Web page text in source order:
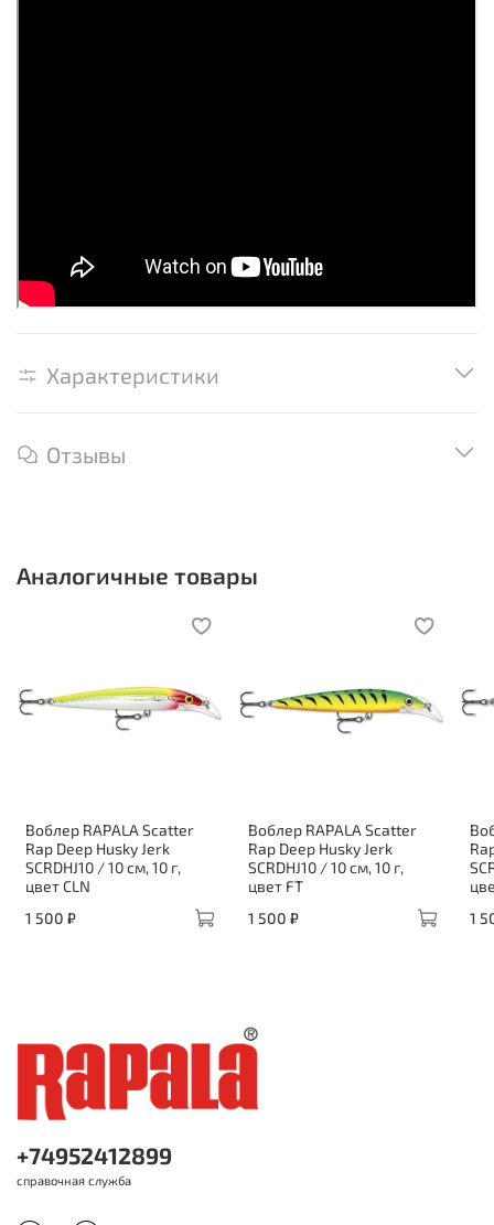
Характеристики
Отзывы
Аналогичные товары
Воблер RAPALA Scatter
Rap Deep Husky Jerk
SCRDHJ10 / 10 см, 10 г,
цвет CLN
1 500 ₽
Воблер RAPALA Scatter
Rap Deep Husky Jerk
SCRDHJ10 / 10 см, 10 г,
цвет FT
1 500 ₽
1
+74952412899
справочная служба